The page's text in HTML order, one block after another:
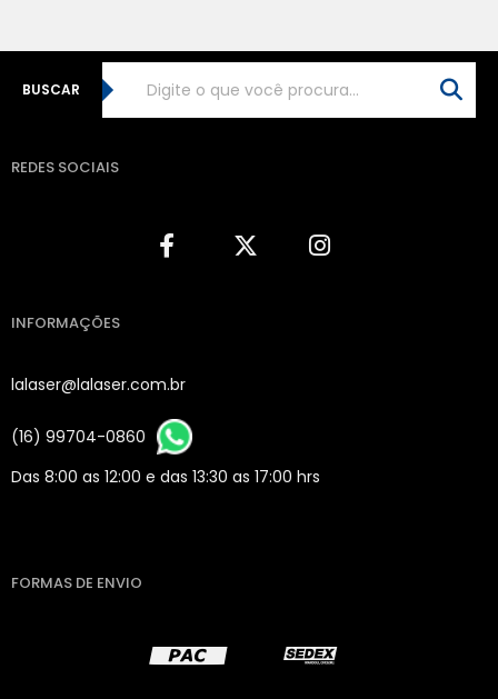
BUSCAR
REDES SOCIAIS
INFORMAÇÕES
lalaser@lalaser.com.br
(16) 99704-0860
Das 8:00 as 12:00 e das 13:30 as 17:00 hrs
FORMAS DE ENVIO